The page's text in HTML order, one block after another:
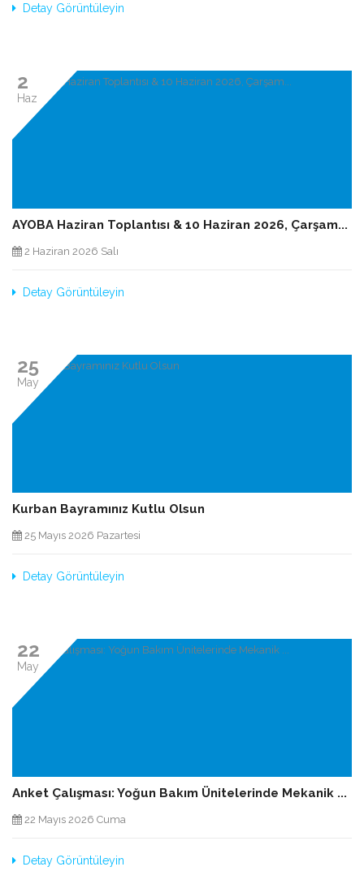
Detay Görüntüleyin
2
Haz
AYOBA Haziran Toplantısı & 10 Haziran 2026, Çarşam...
2 Haziran 2026 Salı
Detay Görüntüleyin
25
May
Kurban Bayramınız Kutlu Olsun
25 Mayıs 2026 Pazartesi
Detay Görüntüleyin
22
May
Anket Çalışması: Yoğun Bakım Ünitelerinde Mekanik ...
22 Mayıs 2026 Cuma
Detay Görüntüleyin